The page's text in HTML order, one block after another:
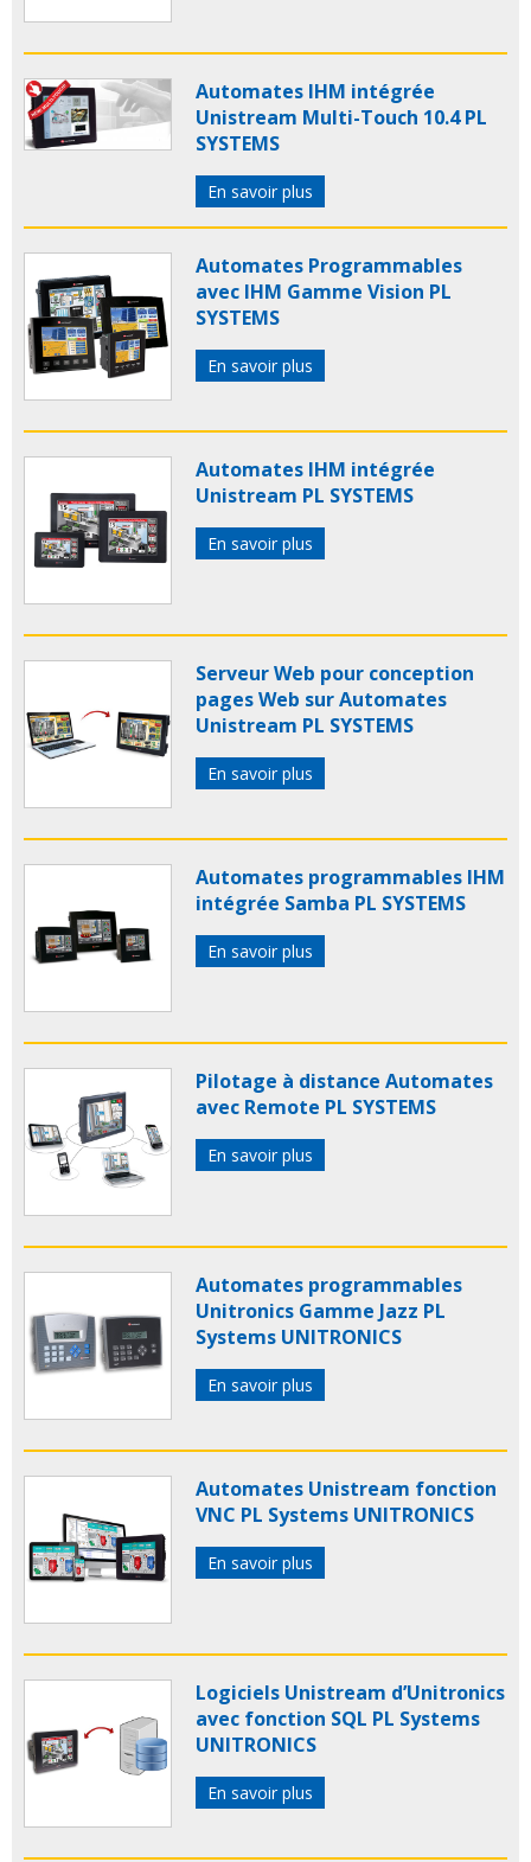
Automates IHM intégrée
Unistream Multi-Touch 10.4 PL
SYSTEMS
En savoir plus
Automates Programmables
avec IHM Gamme Vision PL
SYSTEMS
En savoir plus
Automates IHM intégrée
Unistream PL SYSTEMS
En savoir plus
Serveur Web pour conception
pages Web sur Automates
Unistream PL SYSTEMS
En savoir plus
Automates programmables IHM
intégrée Samba PL SYSTEMS
En savoir plus
Pilotage à distance Automates
avec Remote PL SYSTEMS
En savoir plus
Automates programmables
Unitronics Gamme Jazz PL
Systems UNITRONICS
En savoir plus
Automates Unistream fonction
VNC PL Systems UNITRONICS
En savoir plus
Logiciels Unistream d’Unitronics
avec fonction SQL PL Systems
UNITRONICS
En savoir plus